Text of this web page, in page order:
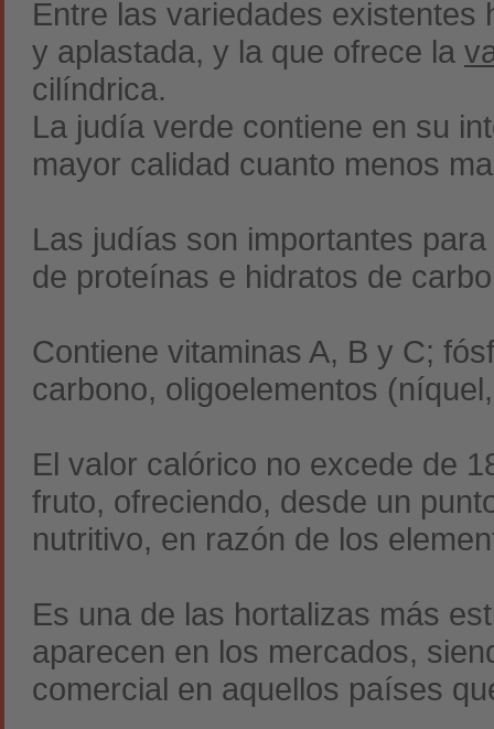
Entre las variedades
y aplastada, y la que ofrece la
cilíndrica.
La judía verde contiene en su
mayor calidad cuanto menos
Las judías son importantes
de proteínas e hidratos de
Contiene vitaminas A, B y C;
carbono, oligoelementos
El valor calórico no excede de
fruto, ofreciendo, desde un
nutritivo, en razón de los
Es una de las hortalizas más
aparecen en los mercados,
comercial en aquellos países